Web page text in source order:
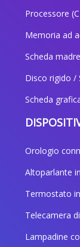
Processore
Memoria ad
Scheda madre
Disco rigido /
Scheda
Orologio
Altoparlante
Termostato
Telecamera
Lampadine